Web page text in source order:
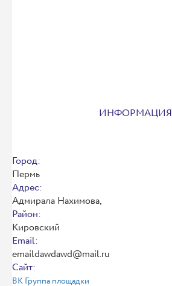
ИНФОРМАЦИЯ
Город:
Пермь
Адрес:
Адмирала Нахимова,
Район:
Кировский
Email:
emaildawdawd@mail.ru
Сайт:
ВК Группа площадки